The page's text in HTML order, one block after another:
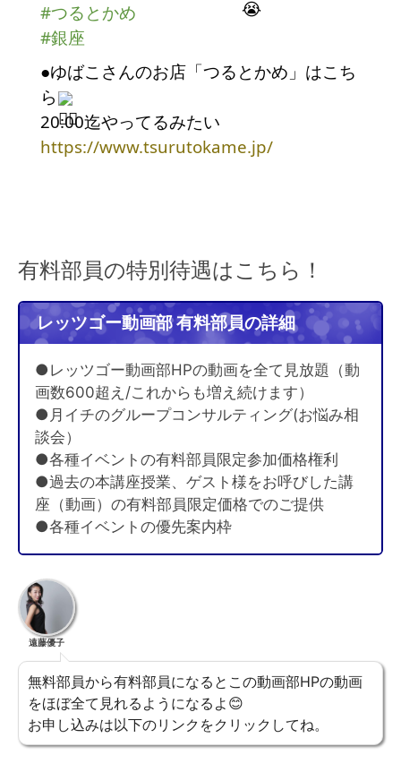
#つるとかめ
#銀座
●ゆばこさんのお店「つるとかめ」はこち
ら
20:00迄やってるみたい
https://www.tsurutokame.jp/
有料部員の特別待遇はこちら！
レッツゴー動画部 有料部員の詳細
●レッツゴー動画部HPの動画を全て見放題（動
画数600超え/これからも増え続けます）
●月イチのグループコンサルティング(お悩み相
談会）
●各種イベントの有料部員限定参加価格権利
●過去の本講座授業、ゲスト様をお呼びした講
座（動画）の有料部員限定価格でのご提供
●各種イベントの優先案内枠
遠藤優子
無料部員から有料部員になるとこの動画部HPの動画
をほぼ全て見れるようになるよ😊
お申し込みは以下のリンクをクリックしてね。